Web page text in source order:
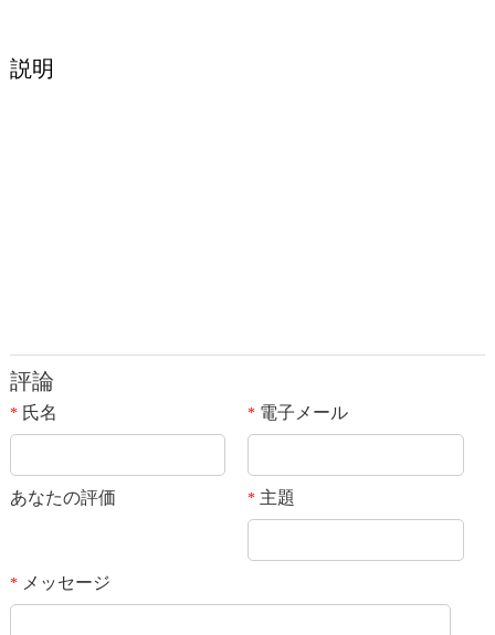
説明
評論
*氏名 *電子メール
あなたの評価 *主題
*メッセージ